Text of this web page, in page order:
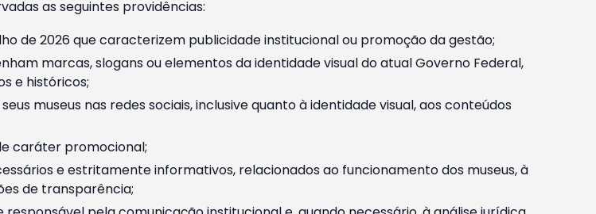
as seguintes providências:
de 2026 que caracterizem publicidade institucional ou promoção da gestão;
marcas, slogans ou elementos da identidade visual do atual Governo Federal,
e históricos;
museus nas redes sociais, inclusive quanto à identidade visual, aos conteúdos
caráter promocional;
e estritamente informativos, relacionados ao funcionamento dos museus, à
de transparência;